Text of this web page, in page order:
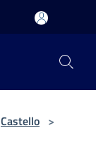
Castello >